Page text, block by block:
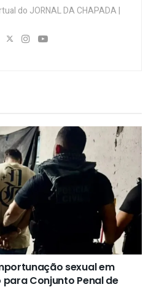
do JORNAL DA CHAPADA |
sexual em
Conjunto Penal de